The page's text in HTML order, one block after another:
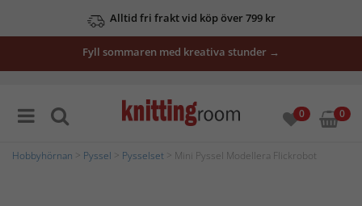
Alltid fri frakt vid köp över 799 kr
Fyll sommaren med kreativa stunder →
0 0
Hobbyhörnan Pyssel Pysselset > Mini Pyssel Modellera Flickrobot